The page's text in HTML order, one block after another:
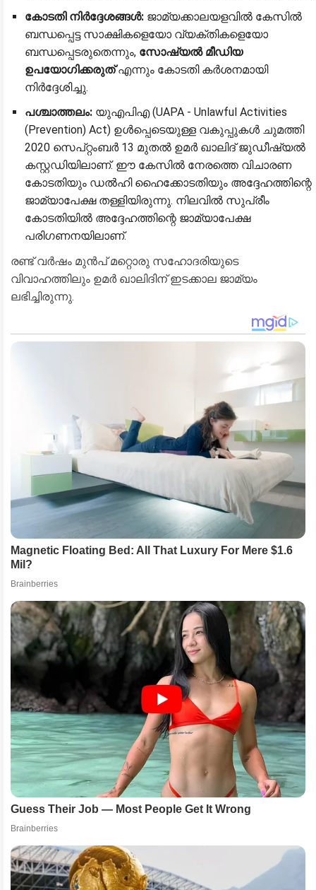
കോടതി നിർദ്ദേശങ്ങൾ: ജാമ്യക്കാലയളവിൽ കേസിൽ
ബന്ധപ്പെട്ട സാക്ഷികളെയോ വ്യക്തികളെയോ
ബന്ധപ്പെടരുതെന്നും, സോഷ്യൽ മീഡിയ
ഉപയോഗിക്കരുത്എന്നും കോടതി കർശനമായി
നിർദ്ദേശിച്ചു.
പശ്ചാത്തലം: യുഎപിഎ (UAPA - Unlawful Activities
(Prevention) Act) ഉൾപ്പെടെയുള്ള വകുപ്പുകൾ ചുമത്തി
2020 സെപ്റ്റംബർ 13 മുതൽ ഉമർ ഖാലിദ് ജുഡീഷ്യൽ
കസ്റ്റഡിയിലാണ്. ഈ കേസിൽ നേരത്തെ വിചാരണ
കോടതിയും ഡൽഹി ഹൈക്കോടതിയും അദ്ദേഹത്തിന്റെ
ജാമ്യാപേക്ഷ തള്ളിയിരുന്നു. നിലവിൽ സുപ്രീം
കോടതിയിൽ അദ്ദേഹത്തിന്റെ ജാമ്യാപേക്ഷ
പരിഗണനയിലാണ്.
​രണ്ട് വർഷം മുൻപ് മറ്റൊരു സഹോദരിയുടെ
വിവാഹത്തിലും ഉമർ ഖാലിദിന് ഇടക്കാല ജാമ്യം
ലഭിച്ചിരുന്നു.